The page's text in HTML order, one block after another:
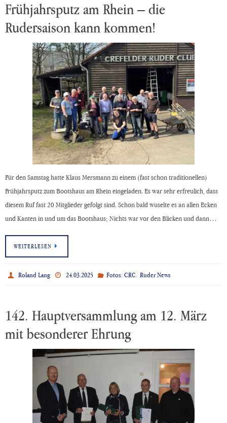
Frühjahrsputz am Rhein – die
Rudersaison kann kommen!
Für den Samstag hatte Klaus Mersmann zu einem (fast schon traditionellen)
Frühjahrsputz zum Bootshaus am Rhein eingeladen. Es war sehr erfreulich, dass
diesem Ruf fast 20 Mitglieder gefolgt sind. Schon bald wuselte es an allen Ecken
und Kanten in und um das Bootshaus; Nichts war vor den Blicken und dann…
WEITERLESEN
Roland Lang 24.03.2025 Fotos: CRC, Ruder News
142. Hauptversammlung am 12. März
mit besonderer Ehrung